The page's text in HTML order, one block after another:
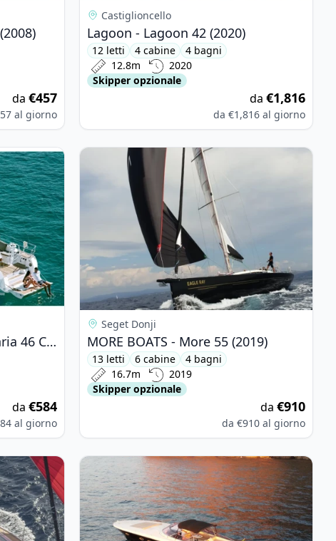
da €457
al giorno
Castiglioncello
Lagoon - Lagoon 42 (2020)
12 letti 4 cabine
4 bagni
12.8m
2020
Skipper opzionale
da €1,816
da €1,816 al giorno
- Bavaria 46 Cruiser (2014)
BAVARIA YACHTBAU - Bavaria 46 Cruiser (2014)
da €584
al giorno
View details for MORE BOATS - More 55 (2019)
Seget Donji
MORE BOATS - More 55 (2019)
13 letti 6 cabine
4 bagni
16.7m
2019
Skipper opzionale
da €910
da €910 al giorno
51.1 (2023)View details for XL MARINE - XL 43 (2010)